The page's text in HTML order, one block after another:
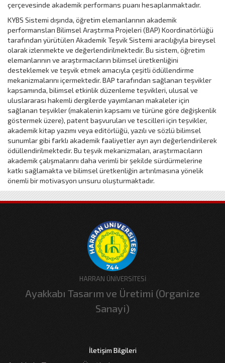
çerçevesinde akademik performans puanı hesaplanmaktadır.
KYBS Sistemi dışında, öğretim elemanlarının akademik
performansları Bilimsel Araştırma Projeleri (BAP) Koordinatörlüğü
tarafından yürütülen Akademik Teşvik Sistemi aracılığıyla bireysel
olarak izlenmekte ve değerlendirilmektedir. Bu sistem, öğretim
elemanlarının ve araştırmacıların bilimsel üretkenliğini
desteklemek ve teşvik etmek amacıyla çeşitli ödüllendirme
mekanizmalarını içermektedir. BAP tarafından sağlanan teşvikler
kapsamında, bilimsel etkinlik düzenleme teşvikleri, ulusal ve
uluslararası hakemli dergilerde yayımlanan makaleler için
sağlanan teşvikler (makalenin kapsamı ve türüne göre değişkenlik
göstermek üzere), patent başvuruları ve tescilleri için teşvikler,
akademik kitap yazımı veya editörlüğü, yazılı ve sözlü bilimsel
sunumlar gibi farklı akademik faaliyetler ayrı ayrı değerlendirilerek
ödüllendirilmektedir. Bu teşvik mekanizmaları, araştırmacıların
akademik çalışmalarını daha verimli bir şekilde sürdürmelerine
katkı sağlamakta ve bilimsel üretkenliğin artırılmasına yönelik
önemli bir motivasyon unsuru oluşturmaktadır.
HARRAN ÜNİVERSİTESİ
Ayakkabı Tasarım ve Üretimi (Organize
Sanayi)
İletişim Bilgileri